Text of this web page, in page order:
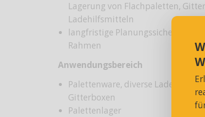
Lagerung von Flachpaletten,
Ladehilfsmitteln
langfristige Planungssicherheit
Rahmen
Anwendungsbereich
Palettenware, diverse
Gitterboxen
Palettenlager